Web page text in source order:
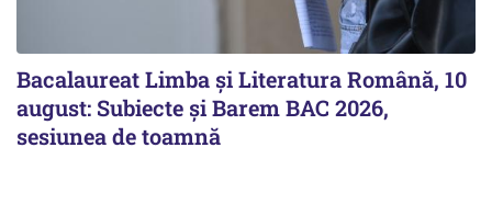
Bacalaureat Limba și Literatura Română, 10
august: Subiecte și Barem BAC 2026,
sesiunea de toamnă